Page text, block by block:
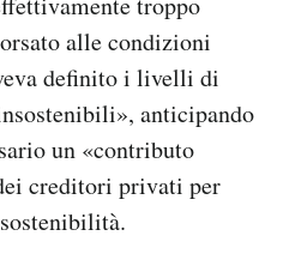
alle condizioni
definito i livelli di
anticipando
un «contributo
creditori privati per